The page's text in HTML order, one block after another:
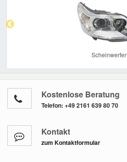
Scheinwerfer
Kostenlose Beratung
Telefon: +49 2161 639 80 70
Kontakt
zum Kontaktformular